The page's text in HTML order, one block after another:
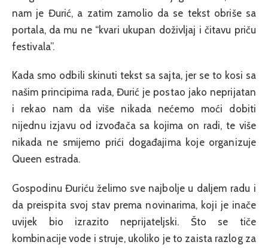
nam je Đurić, a zatim zamolio da se tekst obriše sa
portala, da mu ne “kvari ukupan doživljaj i čitavu priču
festivala”.
Kada smo odbili skinuti tekst sa sajta, jer se to kosi sa
našim principima rada, Đurić je postao jako neprijatan
i rekao nam da više nikada nećemo moći dobiti
nijednu izjavu od izvođača sa kojima on radi, te više
nikada ne smijemo prići događajima koje organizuje
Queen estrada.
Gospodinu Đuriću želimo sve najbolje u daljem radu i
da preispita svoj stav prema novinarima, koji je inače
uvijek bio izrazito neprijateljski. Što se tiče
kombinacije vode i struje, ukoliko je to zaista razlog za